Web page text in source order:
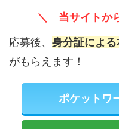
＼ 当サイトか
応募後、 身分証によ
がもらえます！
ポケットワ